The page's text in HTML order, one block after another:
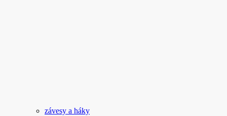
závesy a háky